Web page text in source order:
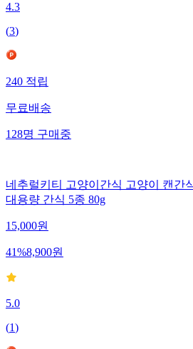
4.3
(3)
240 적립
무료배송
128명 구매중
네추럴키티 고양이간식 고양이 캔간
대용량 간식 5종 80g
15,000원
41%8,900원
5.0
(1)